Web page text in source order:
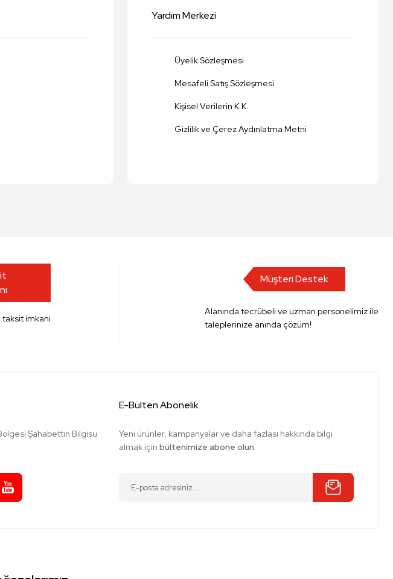
Yardım Merkezi
Üyelik Sözleşmesi
Mesafeli Satış Sözleşmesi
Kişisel Verilerin K.K.
Gizlilik ve Çerez Aydınlatma Metni
imkanı
Müşteri Destek
Alanında tecrübeli ve uzman personelimiz ile
taleplerinize anında çözüm!
Şahabettin Bilgisu
E-Bülten Abonelik
Yeni ürünler, kampanyalar ve daha fazlası hakkında bilgi
almak içinbültenimize abone olun.